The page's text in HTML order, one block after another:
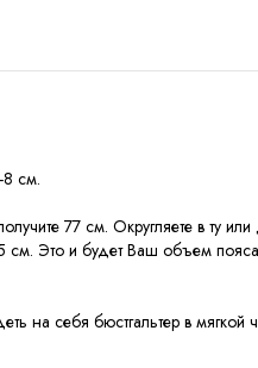
8 см.
77 см. Округляете в ту
см. Это и будет Ваш объем
на себя бюстгальтер в